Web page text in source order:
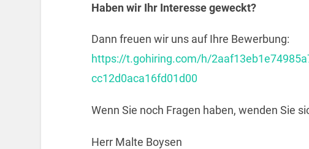
Haben wir Ihr Interesse geweckt?
Dann freuen wir uns auf Ihre Bewerbung:
https://t.gohiring.com/h/
cc12d0aca16fd01d00
Wenn Sie noch Fragen haben, wenden Sie
Herr Malte Boysen